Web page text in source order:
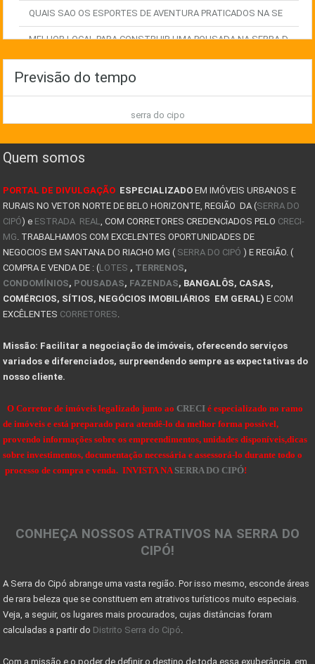
QUAIS SAO OS ESPORTES DE AVENTURA PRATICADOS NA SE
MELHOR LOCAL PARA CONSTRUIR UMA POUSADA NA SERRA D
TIPOS DE CASAS PRÉ FABRICADAS
8 FATORES QUE LEVAM UMA PESSOA A COMPRAR UM IMÓVEL
AVALIAÇÃO DE IMÓVEIS NA SERRA DO CIPÓ
Descubra a magia do inverno na Serra do Cipó !
COMO COMPRAR UM IMÓVEL DE LEILÃO NA SERRA DO CIPÓ
CASAS PARA ALUGAR SERRA DO CIPÓ E LAPINHA
PLANTAS DE KITNET
10 Dicas de como projetar e construir sua casa de
VALE A PENA INVESTIR EM UM LOTE OU TERRENO?
Dicas de Como Fazer o Circuito Cicloturista da Se
SENSACIONAIS DICAS NA HORA DE COMPRAR UMA FAZENDA
DICAS PARA OBSERVAÇÃO DE AVES NA SERRA DO CIPÓ
Projeto das 10 travessias fecha ciclo comemorativo
7 coisas que você precisa saber antes de morar no
Sinais de recuperação: mercado imobiliário tem per
Mercado imobiliário volta a crescer após encolher
Previsão do tempo
serra do cipo
Quem somos
PORTAL DE DIVULGAÇÃO ESPECIALIZADO EM IMÓVEIS URBANOS E
RURAIS NO VETOR NORTE DE BELO HORIZONTE, REGIÃO DA (SERRA DO
CIPÓ) e ESTRADA REAL, COM CORRETORES CREDENCIADOS PELO CRECI-
MG. TRABALHAMOS COM EXCELENTES OPORTUNIDADES DE
NEGOCIOS EM SANTANA DO RIACHO MG ( SERRA DO CIPÓ ) E REGIÃO. (
COMPRA E VENDA DE : (LOTES , TERRENOS,
CONDOMÍNIOS, POUSADAS, FAZENDAS, BANGALÔS, CASAS,
COMÉRCIOS, SÍTIOS, NEGÓCIOS IMOBILIÁRIOS EM GERAL) E COM
EXCÊLENTES CORRETORES.
Missão: Facilitar a negociação de imóveis, oferecendo serviços
variados e diferenciados, surpreendendo sempre as expectativas do
nosso cliente.
O Corretor de imóveis legalizado junto ao CRECI é especializado no ramo
de imóveis e está preparado para atendê-lo da melhor forma possível,
provendo informações sobre os empreendimentos, unidades disponíveis,dicas
sobre investimentos, documentação necessária e assessorá-lo durante todo o
processo de compra e venda. INVISTA NASERRA DO CIPÓ!
CONHEÇA NOSSOS ATRATIVOS NA SERRA DO
CIPÓ!
A Serra do Cipó abrange uma vasta região. Por isso mesmo, esconde áreas
de rara beleza que se constituem em atrativos turísticos muito especiais.
Veja, a seguir, os lugares mais procurados, cujas distâncias foram
calculadas a partir do Distrito Serra do Cipó.
Com a missão e o poder de definir o destino de toda essa exuberância, em